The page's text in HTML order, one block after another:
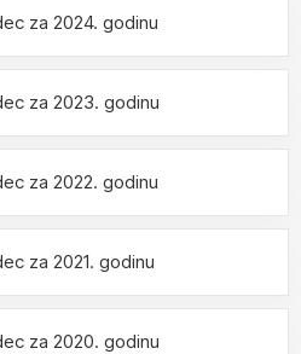
za 2024. godinu
za 2023. godinu
za 2022. godinu
za 2021. godinu
za 2020. godinu